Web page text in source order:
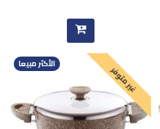
الأكثر مبيعا غير متوفر